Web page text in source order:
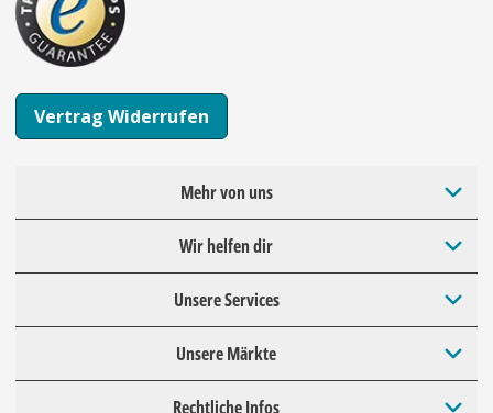
Vertrag Widerrufen
Mehr von uns
Wir helfen dir
Unsere Services
Unsere Märkte
Rechtliche Infos